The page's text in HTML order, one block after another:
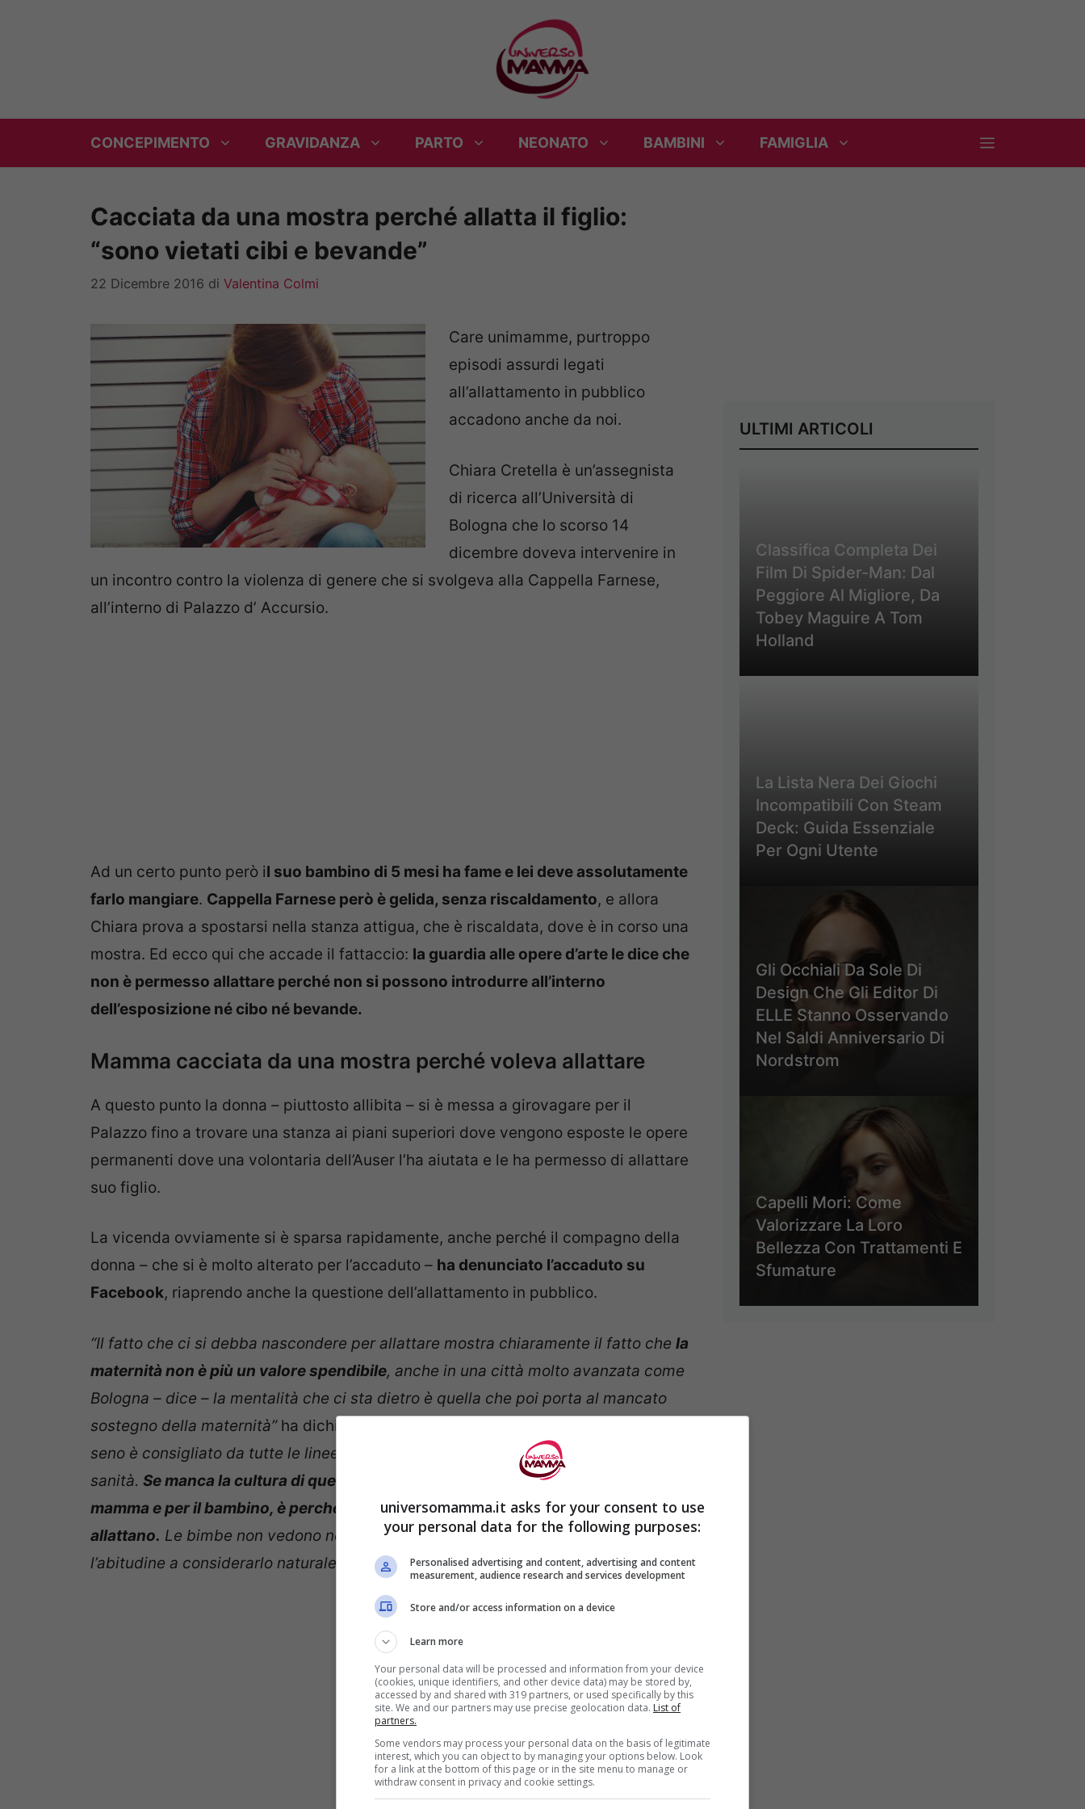
CONCEPIMENTO GRAVIDANZA PARTO NEONATO BAMBINI FAMIGLIA
Cacciata da una mostra perché allatta il figlio:
“sono vietati cibi e bevande”
22 Dicembre 2016 di Valentina Colmi
Care unimamme, purtroppo
episodi assurdi legati
all’allattamento in pubblico
accadono anche da noi.
Chiara Cretella è un’assegnista
di ricerca all’Università di
Bologna che lo scorso 14
dicembre doveva intervenire in
un incontro contro la violenza di genere che si svolgeva alla Cappella Farnese,
all’interno di Palazzo d’ Accursio.
Ad un certo punto però il suo bambino di 5 mesi ha fame e lei deve assolutamente
farlo mangiare. Cappella Farnese però è gelida, senza riscaldamento, e allora
Chiara prova a spostarsi nella stanza attigua, che è riscaldata, dove è in corso una
mostra. Ed ecco qui che accade il fattaccio: la guardia alle opere d’arte le dice che
non è permesso allattare perché non si possono introdurre all’interno
dell’esposizione né cibo né bevande.
Mamma cacciata da una mostra perché voleva allattare
A questo punto la donna – piuttosto allibita – si è messa a girovagare per il
Palazzo fino a trovare una stanza ai piani superiori dove vengono esposte le opere
permanenti dove una volontaria dell’Auser l’ha aiutata e le ha permesso di allattare
suo figlio.
La vicenda ovviamente si è sparsa rapidamente, anche perché il compagno della
donna – che si è molto alterato per l’accaduto – ha denunciato l’accaduto su
Facebook, riaprendo anche la questione dell’allattamento in pubblico.
“Il fatto che ci si debba nascondere per allattare mostra chiaramente il fatto che la
maternità non è più un valore spendibile, anche in una città molto avanzata come
Bologna – dice – la mentalità che ci sta dietro è quella che poi porta al mancato
sostegno della maternità”ha dichiarato la donna a
seno è consigliato da tutte le linee guida dell’Organizzazione mondiale della
sanità. Se manca la cultura di questo gesto, che è sia d’affetto che di salute per la
mamma e per il bambino, è perché attorno a noi non vediamo più persone che
allattano. Le bimbe non vedono nessuno che compie questo gesto e così si perde
l’abitudine a considerarlo naturale”.
ULTIMI ARTICOLI
Classifica Completa Dei
Film Di Spider-Man: Dal
Peggiore Al Migliore, Da
Tobey Maguire A Tom
Holland
La Lista Nera Dei Giochi
Incompatibili Con Steam
Deck: Guida Essenziale
Per Ogni Utente
Gli Occhiali Da Sole Di
Design Che Gli Editor Di
ELLE Stanno Osservando
Nel Saldi Anniversario Di
Nordstrom
Capelli Mori: Come
Valorizzare La Loro
Bellezza Con Trattamenti E
Sfumature
universomamma.it asks for your consent to use
your personal data for the following purposes:
Personalised advertising and content, advertising and content
measurement, audience research and services development
Store and/or access information on a device
Learn more
Your personal data will be processed and information from your device
(cookies, unique identifiers, and other device data) may be stored by,
accessed by and shared with 319 partners, or used specifically by this
site. We and our partners may use precise geolocation data. List of
partners.
Some vendors may process your personal data on the basis of legitimate
interest, which you can object to by managing your options below. Look
for a link at the bottom of this page or in the site menu to manage or
withdraw consent in privacy and cookie settings.